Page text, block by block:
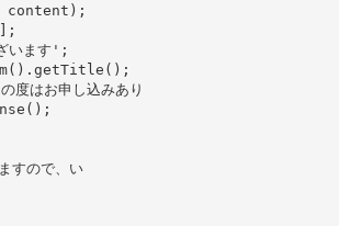
content);
います';
はお申し込みあり
すので、い